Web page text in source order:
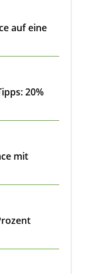
auf eine
20%
mit